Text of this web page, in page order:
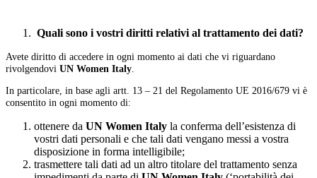
Quali sono i vostri diritti relativi al trattamento dei dati?
Avete diritto di accedere in ogni momento ai dati che vi riguardano
rivolgendovi UN Women Italy
In particolare, in base agli artt. 13 – 21 del Regolamento UE 2016/679 vi è
consentito in ogni momento di:
ottenere da UN Women Italy la conferma dell’esistenza di
vostri dati personali e che tali dati vengano messi a vostra
disposizione in forma intelligibile;
trasmettere tali dati ad un altro titolare del trattamento senza